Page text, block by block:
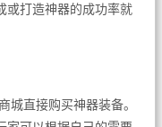
或打造神器的成功率就
城直接购买神器装备。